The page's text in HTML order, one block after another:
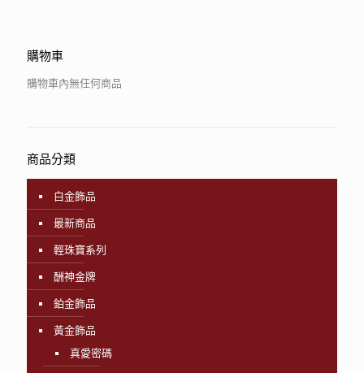
購物車
購物車內無任何商品
商品分類
白金飾品
最新商品
輕珠寶系列
酬神金牌
鉑金飾品
黃金飾品
真愛密碼